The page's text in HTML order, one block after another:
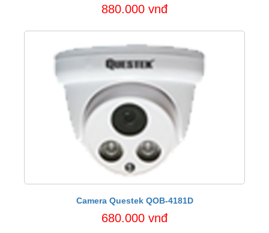
880.000 vnđ
Camera Questek QOB-4181D
680.000 vnđ